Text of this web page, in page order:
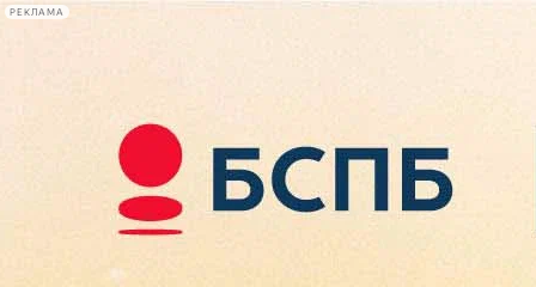
РЕКЛАМА
Сегодня:
2026.08.07
13:05
Афиша Plus